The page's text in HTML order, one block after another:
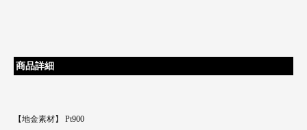
商品詳細
【地金素材】 Pt900